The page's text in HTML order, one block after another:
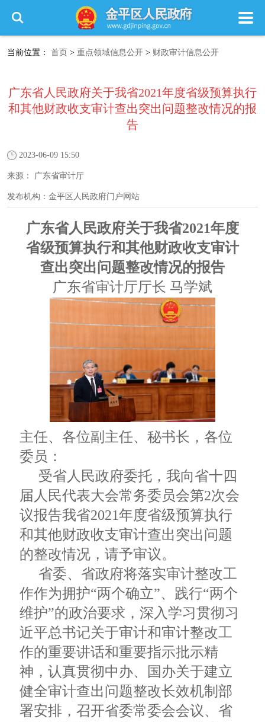
当前位置： 首页 > 重点领域信息公开 > 财政审计信息公开
广东省人民政府关于我省2021年度省级预算执行
和其他财政收支审计查出突出问题整改情况的报
告
2023-06-09 15:50
来源： 广东省审计厅
发布机构： 金平区人民政府门户网站
广东省人民政府关于我省2021年度
省级预算执行和其他财政收支审计
查出突出问题整改情况的报告
广东省审计厅厅长 马学斌
主任、各位副主任、秘书长，各位
委员：
受省人民政府委托，我向省十四
届人民代表大会常务委员会第2次会
议报告我省2021年度省级预算执行
和其他财政收支审计查出突出问题
的整改情况，请予审议。
省委、省政府将落实审计整改工
作作为拥护“两个确立”、践行“两个
维护”的政治要求，深入学习贯彻习
近平总书记关于审计和审计整改工
作的重要讲话和重要指示批示精
神，认真贯彻中办、国办关于建立
健全审计查出问题整改长效机制部
署安排，召开省委常委会会议、省